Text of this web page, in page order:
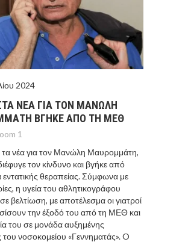
2024
ΝΕΑ ΓΙΑ ΤΟΝ ΜΑΝΩΛΗ
ΒΓΗΚΕ ΑΠΟ ΤΗ ΜΕΘ
1
τα νέα για τον Μανώλη Μαυρομμάτη,
τον κίνδυνο και βγήκε από
θεραπείας. Σύμφωνα με
η υγεία του αθλητικογράφου
βελτίωση, με αποτέλεσμα οι γιατροί
την έξοδό του από τη ΜΕΘ και
του σε μονάδα αυξημένης
του νοσοκομείου «Γεννηματάς». O